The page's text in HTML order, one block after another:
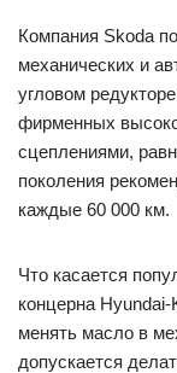
Компания Skoda
механических и
угловом
фирменных
сцеплениями,
поколения
каждые 60 000 км.
Что касается
концерна
менять масло в
допускается